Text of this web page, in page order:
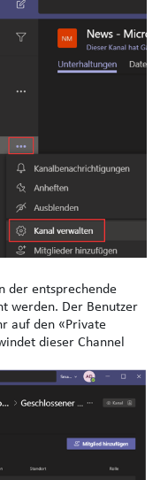
der entsprechende
werden. Der Benutzer
auf den «Private
dieser Channel